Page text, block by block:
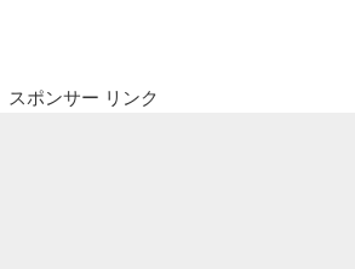
スポンサー リンク